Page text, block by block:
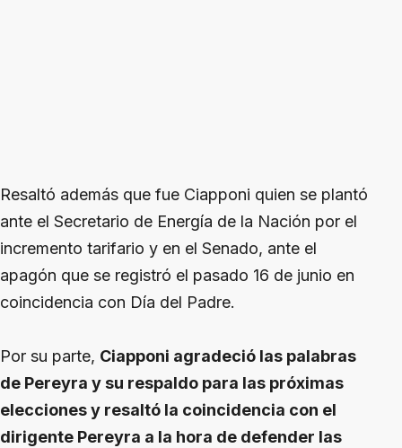
Resaltó además que fue Ciapponi quien se plantó
ante el Secretario de Energía de la Nación por el
incremento tarifario y en el Senado, ante el
apagón que se registró el pasado 16 de junio en
coincidencia con Día del Padre.
Por su parte, Ciapponi agradeció las palabras
de Pereyra y su respaldo para las próximas
elecciones y resaltó la coincidencia con el
dirigente Pereyra a la hora de defender las